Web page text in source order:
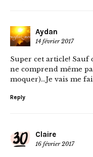
Aydan
14 février 2017
Super cet article! Sauf
ne comprend même
moquer)…Je vais me
Reply
Claire
16 février 2017